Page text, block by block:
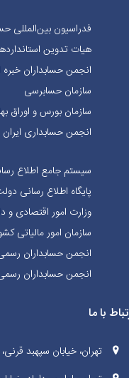
فدراسیون بین‌المللی
هیات تدوین
انجمن حسابداران خبره
سازمان حسابرسی
سازمان بورس و اوراق
انجمن حسابداری ایران
سیستم جامع اطلاع
پایگاه اطلاع رسانی
وزارت امور اقتصادی و
سازمان امور مالیاتی
انجمن حسابداران رسمی
انجمن حسابداران
با ما
تهران، خیابان سپهبد